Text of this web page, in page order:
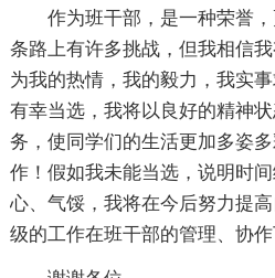
作为班干部，是一种荣誉
条路上有许多挑战，但我相信
为我的热情，我的毅力，我实
有幸当选，我将以良好的精神
务，使同学们的生活更加多姿
作！假如我未能当选，说明时
心、气馁，我将在今后努力提
级的工作在班干部的管理、协作